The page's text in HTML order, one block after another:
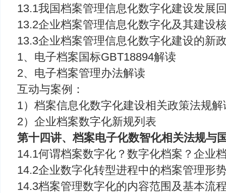
13.1我国档案管理信息化数字化建设发展
13.2企业档案管理信息化数字化及其建设
13.3企业档案管理信息化数字化建设的新
1、电子档案国标GBT18894解读
2、电子档案管理办法解读
互动与案例：
1）档案信息化数字化建设相关政策法规解
2）企业档案数字化新规列表
第十四讲、档案电子化数智化相关法规与
14.1何谓档案数字化？数字化档案？企业
14.2企业数字化转型进程中的档案管理形
14.3档案管理数字化的内容范围及基本流